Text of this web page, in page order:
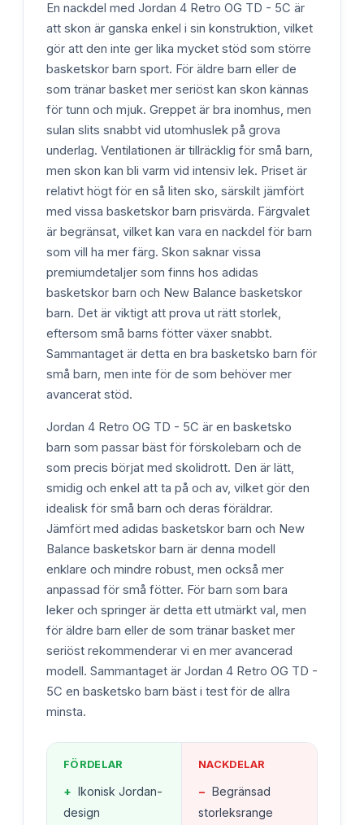
En nackdel med Jordan 4 Retro OG TD - 5C är
att skon är ganska enkel i sin konstruktion, vilket
gör att den inte ger lika mycket stöd som större
basketskor barn sport. För äldre barn eller de
som tränar basket mer seriöst kan skon kännas
för tunn och mjuk. Greppet är bra inomhus, men
sulan slits snabbt vid utomhuslek på grova
underlag. Ventilationen är tillräcklig för små barn,
men skon kan bli varm vid intensiv lek. Priset är
relativt högt för en så liten sko, särskilt jämfört
med vissa basketskor barn prisvärda. Färgvalet
är begränsat, vilket kan vara en nackdel för barn
som vill ha mer färg. Skon saknar vissa
premiumdetaljer som finns hos adidas
basketskor barn och New Balance basketskor
barn. Det är viktigt att prova ut rätt storlek,
eftersom små barns fötter växer snabbt.
Sammantaget är detta en bra basketsko barn för
små barn, men inte för de som behöver mer
avancerat stöd.
Jordan 4 Retro OG TD - 5C är en basketsko
barn som passar bäst för förskolebarn och de
som precis börjat med skolidrott. Den är lätt,
smidig och enkel att ta på och av, vilket gör den
idealisk för små barn och deras föräldrar.
Jämfört med adidas basketskor barn och New
Balance basketskor barn är denna modell
enklare och mindre robust, men också mer
anpassad för små fötter. För barn som bara
leker och springer är detta ett utmärkt val, men
för äldre barn eller de som tränar basket mer
seriöst rekommenderar vi en mer avancerad
modell. Sammantaget är Jordan 4 Retro OG TD -
5C en basketsko barn bäst i test för de allra
minsta.
FÖRDELAR
+ Ikonisk Jordan-
design
NACKDELAR
− Begränsad
storleksrange